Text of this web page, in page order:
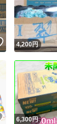
いいね！
4,200円
いいね！
6,300円